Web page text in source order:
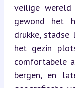
veilige wereld
gewond het
drukke,
het gezin
comfortabele
bergen, en